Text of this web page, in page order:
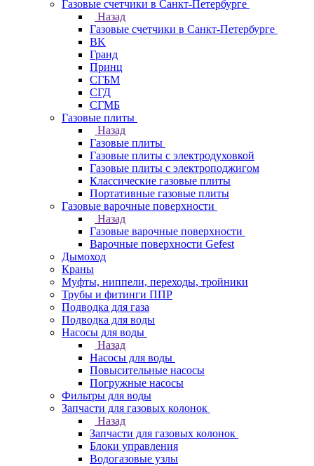
Газовые счетчики в Санкт-Петербурге
Назад
Газовые счетчики в Санкт-Петербурге
BK
Гранд
Принц
СГБМ
СГД
СГМБ
Газовые плиты
Назад
Газовые плиты
Газовые плиты с электродуховкой
Газовые плиты с электроподжигом
Классические газовые плиты
Портативные газовые плиты
Газовые варочные поверхности
Назад
Газовые варочные поверхности
Варочные поверхности Gefest
Дымоход
Краны
Муфты, ниппели, переходы, тройники
Трубы и фитинги ППР
Подводка для газа
Подводка для воды
Насосы для воды
Назад
Насосы для воды
Повысительные насосы
Погружные насосы
Фильтры для воды
Запчасти для газовых колонок
Назад
Запчасти для газовых колонок
Блоки управления
Водогазовые узлы